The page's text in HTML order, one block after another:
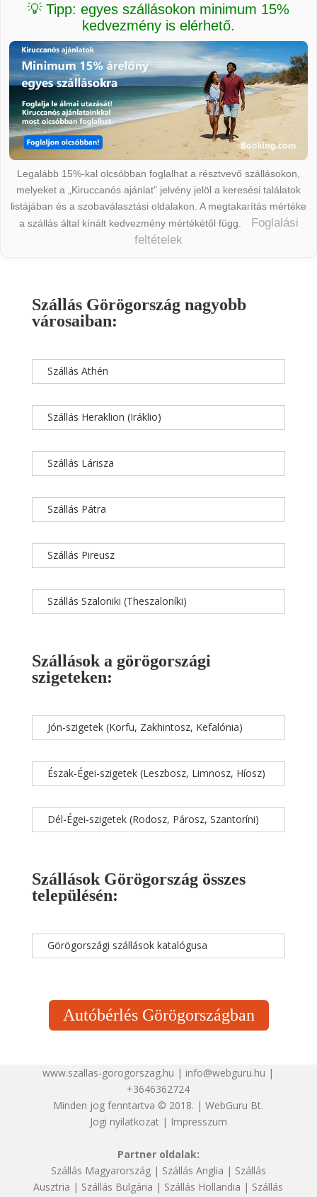
💡 Tipp: egyes szállásokon minimum 15%
kedvezmény is elérhető.
Legalább 15%-kal olcsóbban foglalhat a résztvevő szállásokon,
melyeket a „Kiruccanós ajánlat” jelvény jelöl a keresési találatok
listájában és a szobaválasztási oldalakon. A megtakarítás mértéke
a szállás által kínált kedvezmény mértékétől függ.
Foglalási
feltételek
Szállás Görögország nagyobb
városaiban:
Szállás Athén
Szállás Heraklion (Iráklio)
Szállás Lárisza
Szállás Pátra
Szállás Pireusz
Szállás Szaloniki (Theszaloníki)
Szállások a görögországi
szigeteken:
Jón-szigetek (Korfu, Zakhintosz, Kefalónia)
Észak-Égei-szigetek (Leszbosz, Limnosz, Híosz)
Dél-Égei-szigetek (Rodosz, Párosz, Szantoríni)
Szállások Görögország összes
településén:
Görögországi szállások katalógusa
Autóbérlés Görögországban
www.szallas-gorogorszag.hu | info@webguru.hu |
+3646362724
Minden jog fenntartva © 2018. | WebGuru Bt.
Jogi nyilatkozat| Impresszum
Partner oldalak:
Szállás Magyarország| Szállás Anglia | Szállás
Ausztria | Szállás Bulgária | Szállás Hollandia | Szállás